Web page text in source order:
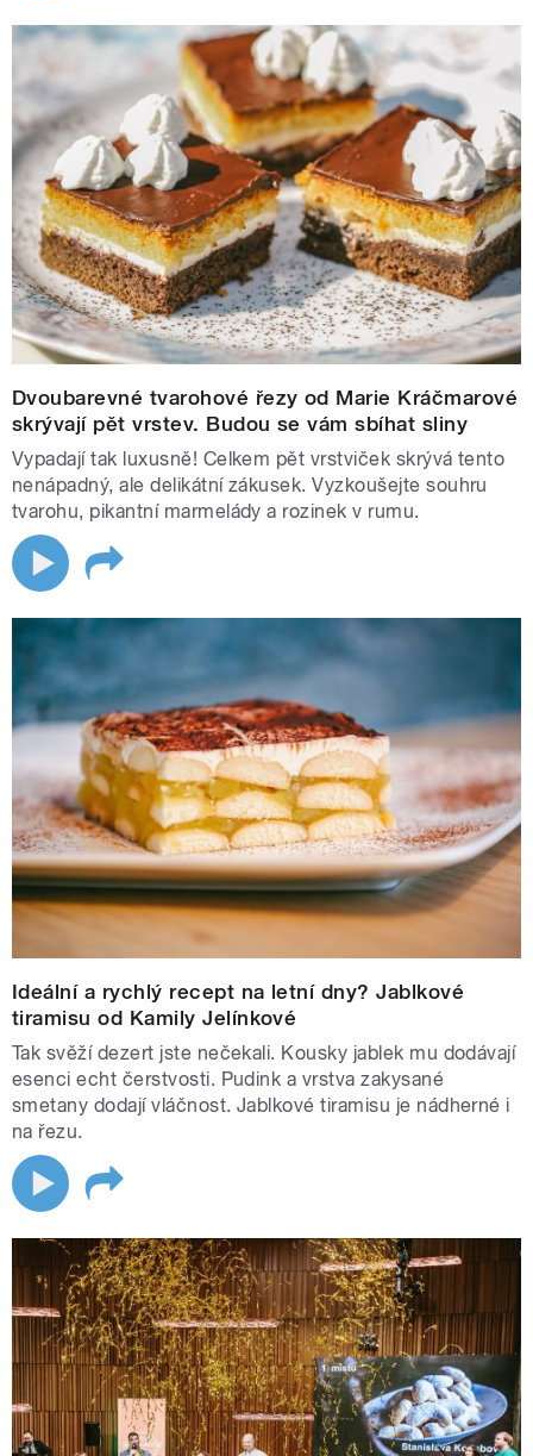
Dvoubarevné tvarohové řezy od Marie Kráčmarové
skrývají pět vrstev. Budou se vám sbíhat sliny
Vypadají tak luxusně! Celkem pět vrstviček skrývá tento
nenápadný, ale delikátní zákusek. Vyzkoušejte souhru
tvarohu, pikantní marmelády a rozinek v rumu.
Ideální a rychlý recept na letní dny? Jablkové
tiramisu od Kamily Jelínkové
Tak svěží dezert jste nečekali. Kousky jablek mu dodávají
esenci echt čerstvosti. Pudink a vrstva zakysané
smetany dodají vláčnost. Jablkové tiramisu je nádherné i
na řezu.